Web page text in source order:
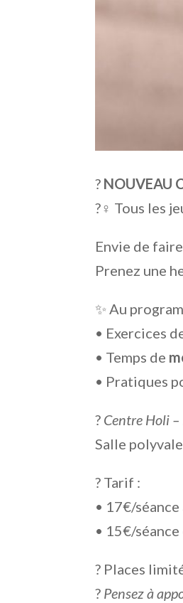
? NOUVEAU
?‍♀️ Tous les
Envie de
Prenez une
✨ Au
• Exercices
• Temps de
• Pratiques
? Centre Holi –
Salle
? Tarif :
• 17€/séance
• 15€/
? Places
? Pensez à